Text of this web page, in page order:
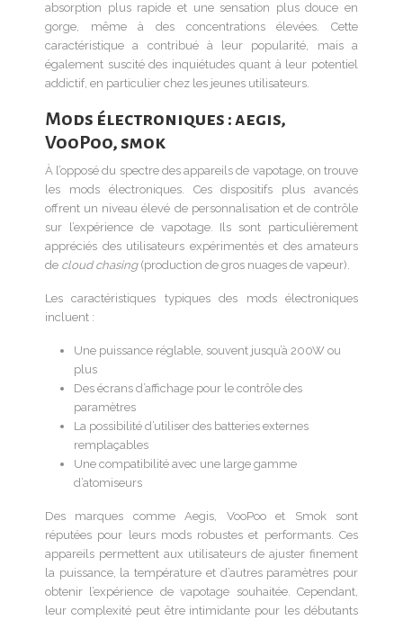
absorption plus rapide et une sensation plus douce en
gorge, même à des concentrations élevées. Cette
caractéristique a contribué à leur popularité, mais a
également suscité des inquiétudes quant à leur potentiel
addictif, en particulier chez les jeunes utilisateurs.
Mods électroniques : aegis,
VooPoo, smok
À l’opposé du spectre des appareils de vapotage, on trouve
les mods électroniques. Ces dispositifs plus avancés
offrent un niveau élevé de personnalisation et de contrôle
sur l’expérience de vapotage. Ils sont particulièrement
appréciés des utilisateurs expérimentés et des amateurs
de cloud chasing (production de gros nuages de vapeur).
Les caractéristiques typiques des mods électroniques
incluent :
Une puissance réglable, souvent jusqu’à 200W ou
plus
Des écrans d’affichage pour le contrôle des
paramètres
La possibilité d’utiliser des batteries externes
remplaçables
Une compatibilité avec une large gamme
d’atomiseurs
Des marques comme Aegis, VooPoo et Smok sont
réputées pour leurs mods robustes et performants. Ces
appareils permettent aux utilisateurs de ajuster finement
la puissance, la température et d’autres paramètres pour
obtenir l’expérience de vapotage souhaitée. Cependant,
leur complexité peut être intimidante pour les débutants